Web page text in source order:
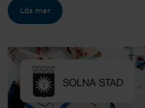
Läs mer